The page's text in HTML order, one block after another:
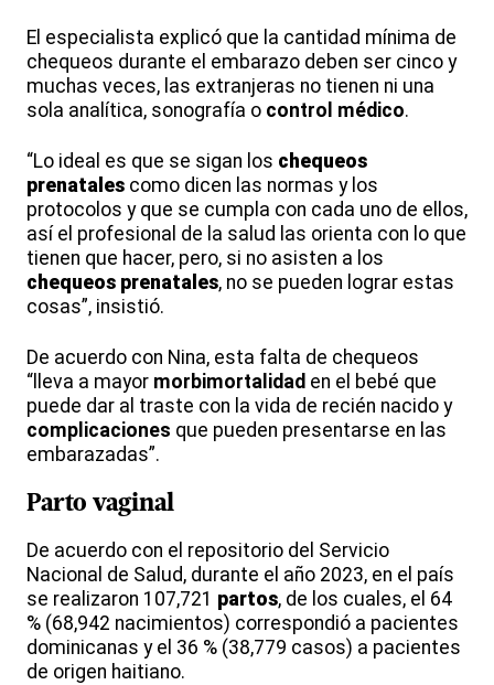
El especialista explicó que la cantidad mínima de
chequeos durante el embarazo deben ser cinco y
muchas veces, las extranjeras no tienen ni una
sola analítica, sonografía o control médico.
“Lo ideal es que se sigan los chequeos
prenatales como dicen las normas y los
protocolos y que se cumpla con cada uno de ellos,
así el profesional de la salud las orienta con lo que
tienen que hacer, pero, si no asisten a los
chequeos prenatales, no se pueden lograr estas
cosas”, insistió.
De acuerdo con Nina, esta falta de chequeos
“lleva a mayor morbimortalidad en el bebé que
puede dar al traste con la vida de recién nacido y
complicaciones que pueden presentarse en las
embarazadas”.
Parto vaginal
De acuerdo con el repositorio del Servicio
Nacional de Salud, durante el año 2023, en el país
se realizaron 107,721 partos, de los cuales, el 64
% (68,942 nacimientos) correspondió a pacientes
dominicanas y el 36 % (38,779 casos) a pacientes
de origen haitiano.